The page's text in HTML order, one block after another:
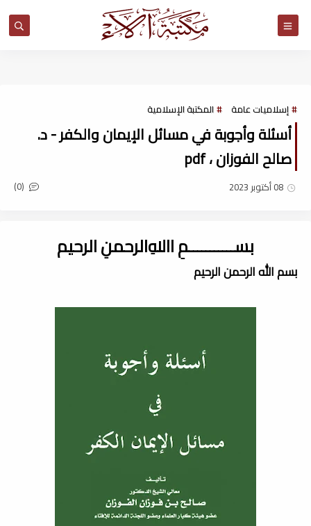
إسلاميات عامة المكتبة الإسلامية
أسئلة وأجوبة في مسائل الإيمان والكفر - د.
صالح الفوزان ، pdf
08 أكتوبر 2023 (0)
بســـــــــــمِ اﷲِالرحمنِ الرحيم
بسم الله الرحمن الرحيم